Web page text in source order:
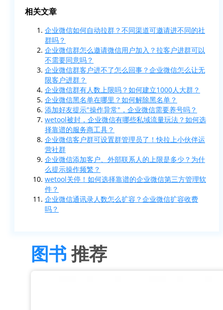
相关文章
企业微信如何自动拉群？不同渠道可邀请进不同的社
群吗？
企业微信群怎么邀请微信用户加入？拉客户进群可以
不需要同意吗？
企业微信群客户进不了怎么回事？企业微信怎么让无
限客户进群？
企业微信群有人数上限吗？如何建立1000人大群？
企业微信黑名单在哪里？如何解除黑名单？
添加好友提示"操作异常"，企业微信需要养号吗？
wetool被封，企业微信有哪些私域流量玩法？如何选
择靠谱的服务商工具？
企业微信客户群可设置群管理员了！快拉上小伙伴运
营社群
企业微信添加客户、外部联系人的上限是多少？为什
么提示操作频繁？
wetool关停！如何选择靠谱的企业微信第三方管理软
件？
企业微信通讯录人数怎么扩容？企业微信扩容收费
吗？
图书推荐